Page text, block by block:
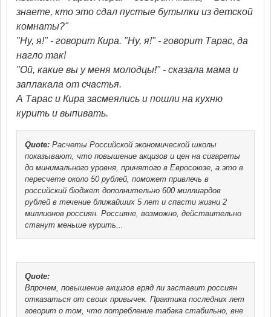
знаете, кто это сдал пустые бутылки из детской
комнаты?"
"Ну, я!" - говорит Кира. "Ну, я!" - говорит Тарас, да
нагло так!
"Ой, какие вы у меня молодцы!" - сказала мама и
заплакала от счастья.
А Тарас и Кира засмеялись и пошли на кухню
курить и выпивать.
Quote: Расчеты Российской экономической школы
показывают, что повышение акцизов и цен на сигареты
до минимального уровня, принятого в Евросоюзе, а это в
пересчете около 50 рублей, поможет привлечь в
российский бюджет дополнительно 600 миллиардов
рублей в течение ближайших 5 лет и спасти жизни 2
миллионов россиян. Россияне, возможно, действительно
станут меньше курить...
Quote:
Впрочем, повышение акцизов вряд ли заставит россиян
отказаться от своих привычек. Практика последних лет
говорит о том, что потребление табака стабильно, вне